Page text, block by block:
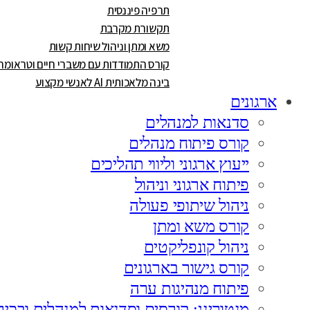
תרפיה פיננסית
תקשורת מקרבת
משא ומתן וניהול שיחות קשות
קורס התמודדות עם משברי חיים
בינה מלאכותית AI לאנשי מקצוע
ארגונים
סדנאות למנהלים
קורס פיתוח מנהלים
ייעוץ ארגוני וליווי תהליכים
פיתוח ארגוני וניהול
ניהול שיתופי פעולה
קורס משא ומתן
ניהול קונפליקטים
קורס גישור בארגונים
פיתוח מנהיגות ערה